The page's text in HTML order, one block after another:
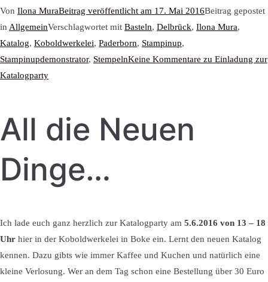
Von Ilona MuraBeitrag veröffentlicht am 17. Mai 2016Beitrag gepostet
in AllgemeinVerschlagwortet mit Basteln, Delbrück, Ilona Mura,
Katalog, Koboldwerkelei, Paderborn, Stampinup,
Stampinupdemonstrator, StempelnKeine Kommentare zu Einladung zur
Katalogparty
All die Neuen
Dinge…
Ich lade euch ganz herzlich zur Katalogparty am 5.6.2016 von 13 – 18
Uhr hier in der Koboldwerkelei in Boke ein. Lernt den neuen Katalog
kennen. Dazu gibts wie immer Kaffee und Kuchen und natürlich eine
kleine Verlosung. Wer an dem Tag schon eine Bestellung über 30 Euro